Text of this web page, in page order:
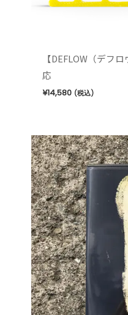
【DEFLOW（デフ
応
¥14,580 (税込)